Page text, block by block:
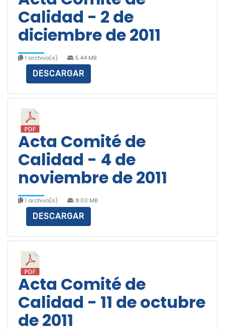
Calidad - 2 de
diciembre de 2011
1 archivo(s) 5.44 MB
DESCARGAR
Acta Comité de
Calidad - 4 de
noviembre de 2011
1 archivo(s) 8.03 MB
DESCARGAR
Acta Comité de
Calidad - 11 de octubre
de 2011